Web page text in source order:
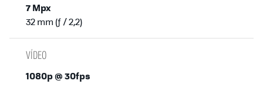
7 Mpx
32 mm (ƒ / 2,2)
VÍDEO
1080p @ 30fps